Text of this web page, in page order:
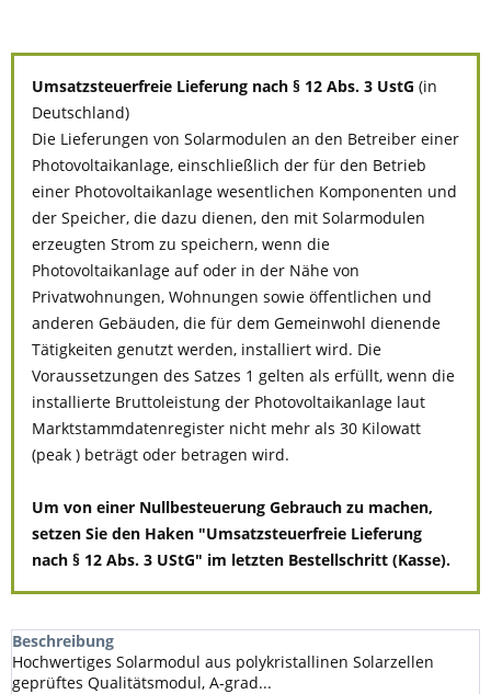
Umsatzsteuerfreie Lieferung nach § 12 Abs. 3 UstG (in
Deutschland)
Die Lieferungen von Solarmodulen an den Betreiber einer
Photovoltaikanlage, einschließlich der für den Betrieb
einer Photovoltaikanlage wesentlichen Komponenten und
der Speicher, die dazu dienen, den mit Solarmodulen
erzeugten Strom zu speichern, wenn die
Photovoltaikanlage auf oder in der Nähe von
Privatwohnungen, Wohnungen sowie öffentlichen und
anderen Gebäuden, die für dem Gemeinwohl dienende
Tätigkeiten genutzt werden, installiert wird. Die
Voraussetzungen des Satzes 1 gelten als erfüllt, wenn die
installierte Bruttoleistung der Photovoltaikanlage laut
Marktstammdatenregister nicht mehr als 30 Kilowatt
(peak ) beträgt oder betragen wird.
Um von einer Nullbesteuerung Gebrauch zu machen,
setzen Sie den Haken "Umsatzsteuerfreie Lieferung
nach § 12 Abs. 3 UStG" im letzten Bestellschritt (Kasse).
Beschreibung
Hochwertiges Solarmodul aus polykristallinen Solarzellen
geprüftes Qualitätsmodul, A-grad...